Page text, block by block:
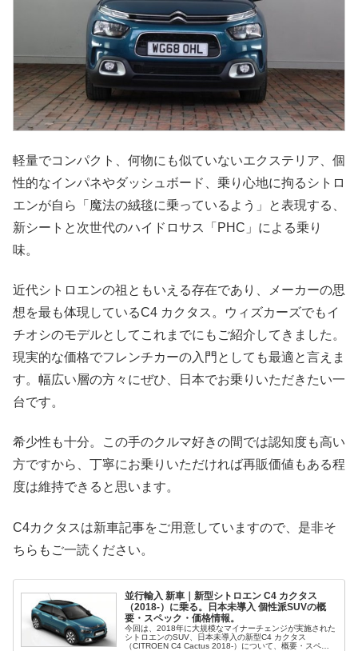
軽量でコンパクト、何物にも似ていないエクステリア、個
性的なインパネやダッシュボード、乗り心地に拘るシトロ
エンが自ら「魔法の絨毯に乗っているよう」と表現する、
新シートと次世代のハイドロサス「PHC」による乗り
味。
近代シトロエンの祖ともいえる存在であり、メーカーの思
想を最も体現しているC4 カクタス。ウィズカーズでもイ
チオシのモデルとしてこれまでにもご紹介してきました。
現実的な価格でフレンチカーの入門としても最適と言えま
す。幅広い層の方々にぜひ、日本でお乗りいただきたい一
台です。
希少性も十分。この手のクルマ好きの間では認知度も高い
方ですから、丁寧にお乗りいただければ再販価値もある程
度は維持できると思います。
C4カクタスは新車記事をご用意していますので、是非そ
ちらもご一読ください。
並行輸入 新車｜新型シトロエン C4 カクタス
（2018-）に乗る。日本未導入 個性派SUVの概
要・スペック・価格情報。
今回は、2018年に大規模なマイナーチェンジが実施された
シトロエンのSUV、日本未導入の新型C4 カクタス
（CITROEN C4 Cactus 2018-）について、概要・スペッ